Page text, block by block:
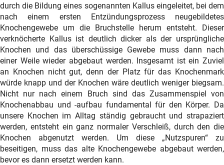
durch die Bildung eines sogenannten Kallus eingeleitet, bei dem
nach einem ersten Entzündungsprozess neugebildetes
Knochengewebe um die Bruchstelle herum entsteht. Dieser
verknöcherte Kallus ist deutlich dicker als der ursprüngliche
Knochen und das überschüssige Gewebe muss dann nach
einer Weile wieder abgebaut werden. Insgesamt ist ein Zuviel
an Knochen nicht gut, denn der Platz für das Knochenmark
würde knapp und der Knochen wäre deutlich weniger biegsam.
Nicht nur nach einem Bruch sind das Zusammenspiel von
Knochenabbau und -aufbau fundamental für den Körper. Da
unsere Knochen im Alltag ständig gebraucht und strapaziert
werden, entsteht ein ganz normaler Verschleiß, durch den die
Knochen abgenutzt werden. Um diese „Nutzspuren“ zu
beseitigen, muss das alte Knochengewebe abgebaut werden,
bevor es dann ersetzt werden kann.